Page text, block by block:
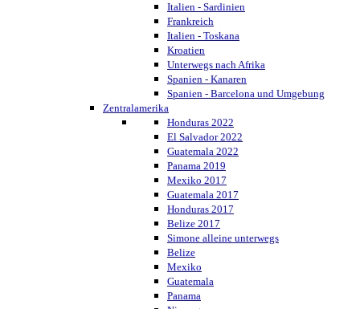
Italien - Sardinien
Frankreich
Italien - Toskana
Kroatien
Unterwegs nach Afrika
Spanien - Kanaren
Spanien - Barcelona und Umgebung
Zentralamerika
Honduras 2022
El Salvador 2022
Guatemala 2022
Panama 2019
Mexiko 2017
Guatemala 2017
Honduras 2017
Belize 2017
Simone alleine unterwegs
Belize
Mexiko
Guatemala
Panama